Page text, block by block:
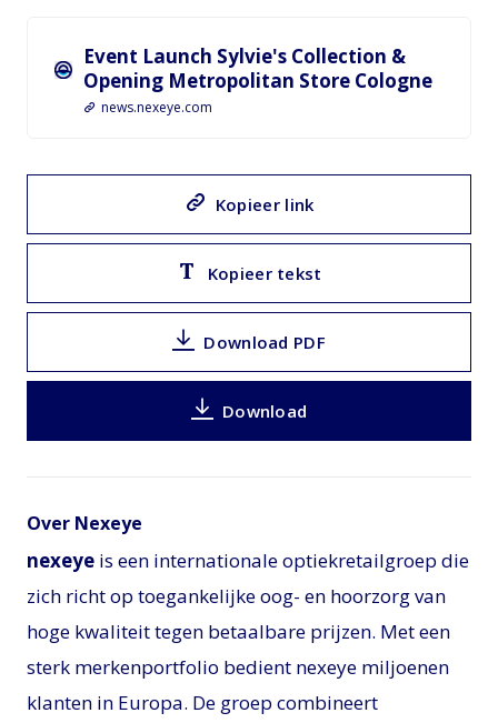
Event Launch Sylvie's Collection &
Opening Metropolitan Store Cologne
news.nexeye.com
Kopieer link
Kopieer tekst
Download PDF
Download
Over Nexeye
nexeye is een internationale optiekretailgroep die
zich richt op toegankelijke oog- en hoorzorg van
hoge kwaliteit tegen betaalbare prijzen. Met een
sterk merkenportfolio bedient nexeye miljoenen
klanten in Europa. De groep combineert